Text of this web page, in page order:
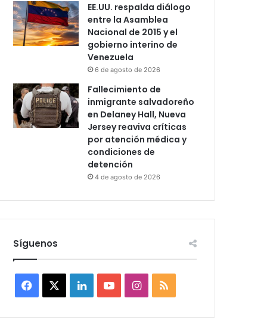
EE.UU. respalda diálogo
entre la Asamblea
Nacional de 2015 y el
gobierno interino de
Venezuela
6 de agosto de 2026
Fallecimiento de
inmigrante salvadoreño
en Delaney Hall, Nueva
Jersey reaviva críticas
por atención médica y
condiciones de
detención
4 de agosto de 2026
Síguenos
L
I